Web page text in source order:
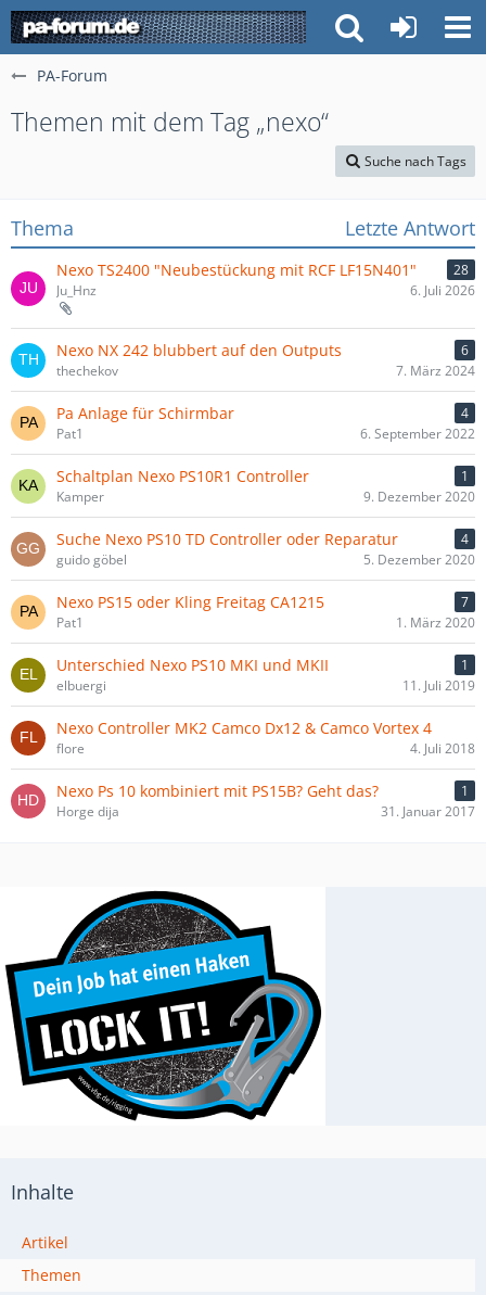
PA-Forum
Themen mit dem Tag „nexo“
Suche nach Tags
Thema Letzte Antwort
Nexo TS2400 "Neubestückung mit RCF LF15N401"
28
Ju_Hnz
6. Juli 2026
Nexo NX 242 blubbert auf den Outputs
6
thechekov
7. März 2024
Pa Anlage für Schirmbar
4
Pat1
6. September 2022
Schaltplan Nexo PS10R1 Controller
1
Kamper
9. Dezember 2020
Suche Nexo PS10 TD Controller oder Reparatur
4
guido göbel
5. Dezember 2020
Nexo PS15 oder Kling Freitag CA1215
7
Pat1
1. März 2020
Unterschied Nexo PS10 MKI und MKII
1
elbuergi
11. Juli 2019
Nexo Controller MK2 Camco Dx12 & Camco Vortex 4
flore 4. Juli 2018
Nexo Ps 10 kombiniert mit PS15B? Geht das?
1
Horge dija
31. Januar 2017
Inhalte
Artikel
Themen